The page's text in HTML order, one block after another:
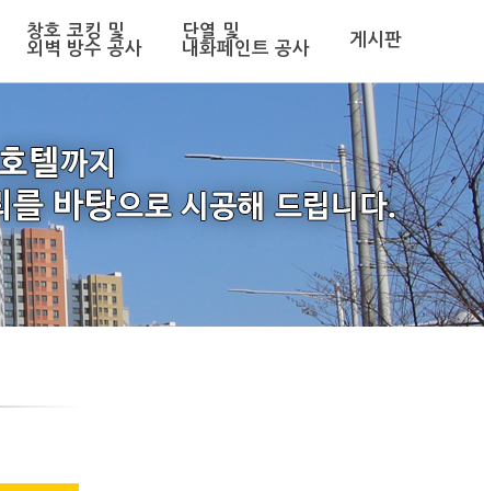
창호 코킹 및
외벽 방수 공사
단열 및
내화페인트 공사
게시판